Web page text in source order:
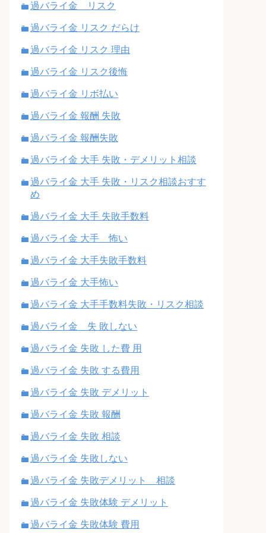
過バライ金 リスク
過バライ金 リスク だらけ
過バライ金 リスク 理由
過バライ金 リスク後悔
過バライ金 リボ払い
過バライ金 報酬 失敗
過バライ金 報酬失敗
過バライ金 大手 失敗・デメリット相談
過バライ金 大手 失敗・リスク相談おすす
め
過バライ金 大手 失敗手数料
過バライ金 大手 怖い
過バライ金 大手失敗手数料
過バライ金 大手怖い
過バライ金 大手手数料失敗・リスク相談
過バライ金 失 敗しない
過バライ金 失敗 した費 用
過バライ金 失敗 する費用
過バライ金 失敗 デメリット
過バライ金 失敗 報酬
過バライ金 失敗 相談
過バライ金 失敗しない
過バライ金 失敗デメリット 相談
過バライ金 失敗体験 デメリット
過バライ金 失敗体験 費用